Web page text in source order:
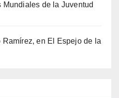
Mundiales de la Juventud
en El Espejo de la